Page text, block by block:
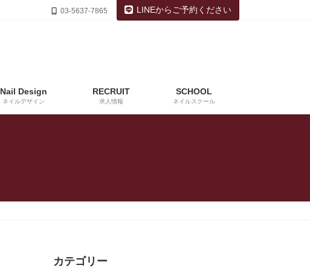
03-5637-7865 LINEからご予約ください
Nail Design
ネイルデザイン
RECRUIT
求人情報
SCHOOL
ネイルスクール
カテゴリー